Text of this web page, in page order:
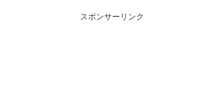
スポンサーリンク